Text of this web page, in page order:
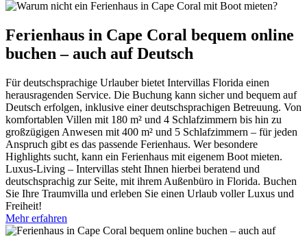
Ferienhaus in Cape Coral bequem online
buchen – auch auf Deutsch
Für deutschsprachige Urlauber bietet Intervillas Florida einen
herausragenden Service. Die Buchung kann sicher und bequem auf
Deutsch erfolgen, inklusive einer deutschsprachigen Betreuung. Von
komfortablen Villen mit 180 m² und 4 Schlafzimmern bis hin zu
großzügigen Anwesen mit 400 m² und 5 Schlafzimmern – für jeden
Anspruch gibt es das passende Ferienhaus. Wer besondere
Highlights sucht, kann ein Ferienhaus mit eigenem Boot mieten.
Luxus-Living – Intervillas steht Ihnen hierbei beratend und
deutschsprachig zur Seite, mit ihrem Außenbüro in Florida. Buchen
Sie Ihre Traumvilla und erleben Sie einen Urlaub voller Luxus und
Freiheit!
Mehr erfahren